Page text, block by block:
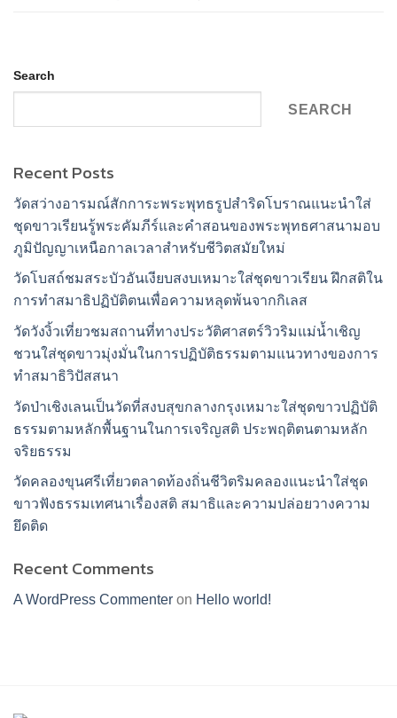
Search
SEARCH
Recent Posts
วัดสว่างอารมณ์สักการะพระพุทธรูปสำริดโบราณแนะนำใส่
ชุดขาวเรียนรู้พระคัมภีร์และคำสอนของพระพุทธศาสนามอบ
ภูมิปัญญาเหนือกาลเวลาสำหรับชีวิตสมัยใหม่
วัดโบสถ์ชมสระบัวอันเงียบสงบเหมาะใส่ชุดขาวเรียน ฝึกสติใน
การทำสมาธิปฏิบัติตนเพื่อความหลุดพ้นจากกิเลส
วัดวังงิ้วเที่ยวชมสถานที่ทางประวัติศาสตร์วิวริมแม่น้ำเชิญ
ชวนใส่ชุดขาวมุ่งมั่นในการปฏิบัติธรรมตามแนวทางของการ
ทำสมาธิวิปัสสนา
วัดป่าเชิงเลนเป็นวัดที่สงบสุขกลางกรุงเหมาะใส่ชุดขาวปฏิบัติ
ธรรมตามหลักพื้นฐานในการเจริญสติ ประพฤติตนตามหลัก
จริยธรรม
วัดคลองขุนศรีเที่ยวตลาดท้องถิ่นชีวิตริมคลองแนะนำใส่ชุด
ขาวฟังธรรมเทศนาเรื่องสติ สมาธิและความปล่อยวางความ
ยึดติด
Recent Comments
A WordPress Commenter on Hello world!